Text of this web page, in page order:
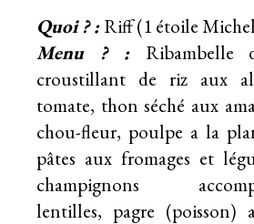
Quoi ? :Riff (1 étoile
Menu ? :
croustillant de riz aux
tomate, thon séché aux
chou-fleur, poulpe a la
pâtes aux fromages et
champignons
lentilles, pagre (poisson)